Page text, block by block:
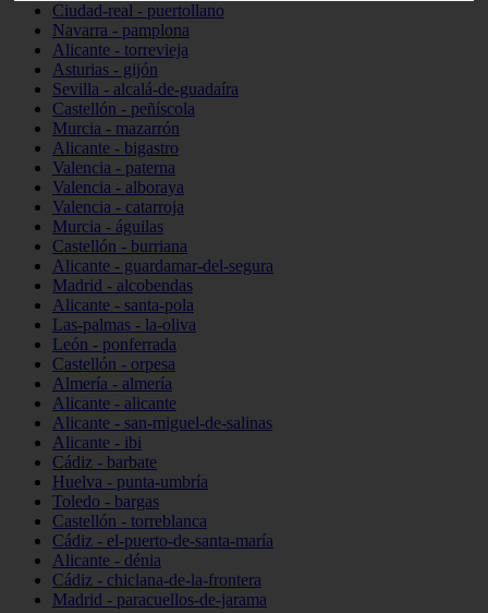
Ciudad-real - puertollano
Navarra - pamplona
Alicante - torrevieja
Asturias - gijón
Sevilla - alcalá-de-guadaíra
Castellón - peñíscola
Murcia - mazarrón
Alicante - bigastro
Valencia - paterna
Valencia - alboraya
Valencia - catarroja
Murcia - águilas
Castellón - burriana
Alicante - guardamar-del-segura
Madrid - alcobendas
Alicante - santa-pola
Las-palmas - la-oliva
León - ponferrada
Castellón - orpesa
Almería - almería
Alicante - alicante
Alicante - san-miguel-de-salinas
Alicante - ibi
Cádiz - barbate
Huelva - punta-umbría
Toledo - bargas
Castellón - torreblanca
Cádiz - el-puerto-de-santa-maría
Alicante - dénia
Cádiz - chiclana-de-la-frontera
Madrid - paracuellos-de-jarama